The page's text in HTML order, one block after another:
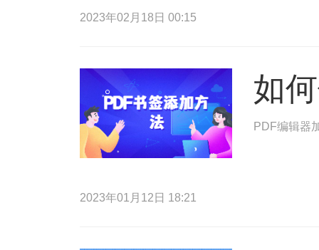
2023年02月18日 00:15
如
PDF编辑器
2023年01月12日 18:21